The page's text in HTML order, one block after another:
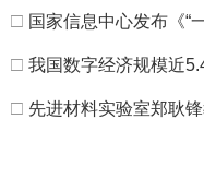
□ 国家信息中心发布《“
□ 我国数字经济规模近
□ 先进材料实验室郑耿